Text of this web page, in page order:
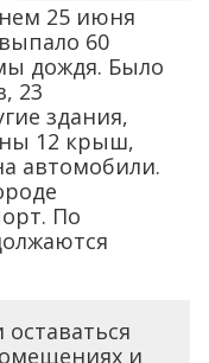
25 июня
60
дождя. Было
23
здания,
12 крыш,
автомобили.
По
и